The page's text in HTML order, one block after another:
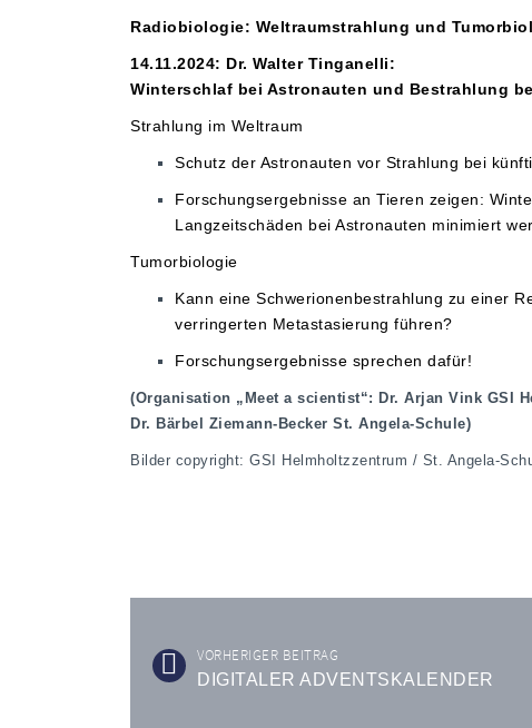
Radiobiologie: Weltraumstrahlung und
14.11.2024: Dr. Walter Tinganelli:
Winterschlaf bei Astronauten und Bestrahlung
Strahlung im Weltraum
Schutz der Astronauten vor Strahlung bei
Forschungsergebnisse an Tieren zeigen:
Langzeitschäden bei Astronauten minimiert
Tumorbiologie
Kann eine Schwerionenbestrahlung zu einer
verringerten Metastasierung führen?
Forschungsergebnisse sprechen dafür!
(Organisation „Meet a scientist“: Dr. Arjan Vink GSI
Dr. Bärbel Ziemann-Becker St. Angela-Schule)
Bilder copyright: GSI Helmholtzzentrum / St. Angela-
VORHERIGER BEITRAG
DIGITALER ADVENTSKALENDER